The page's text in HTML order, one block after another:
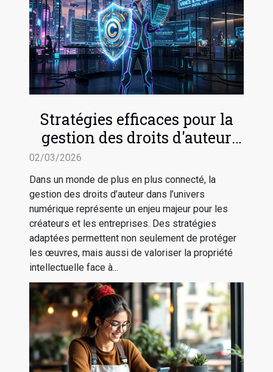
Stratégies efficaces pour la
gestion des droits d'auteur
dans le numérique
02/03/2026
Dans un monde de plus en plus connecté, la
gestion des droits d’auteur dans l’univers
numérique représente un enjeu majeur pour les
créateurs et les entreprises. Des stratégies
adaptées permettent non seulement de protéger
les œuvres, mais aussi de valoriser la propriété
intellectuelle face à...